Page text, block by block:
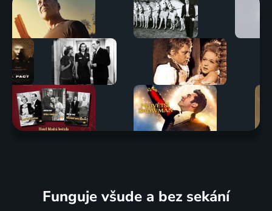
Funguje všude a bez sekání